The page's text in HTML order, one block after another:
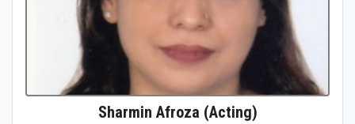
Sharmin Afroza (Acting)